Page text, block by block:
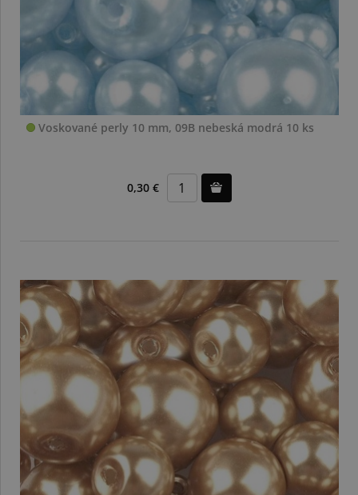
Voskované perly 10 mm, 09B nebeská modrá 10 ks
0,30 €